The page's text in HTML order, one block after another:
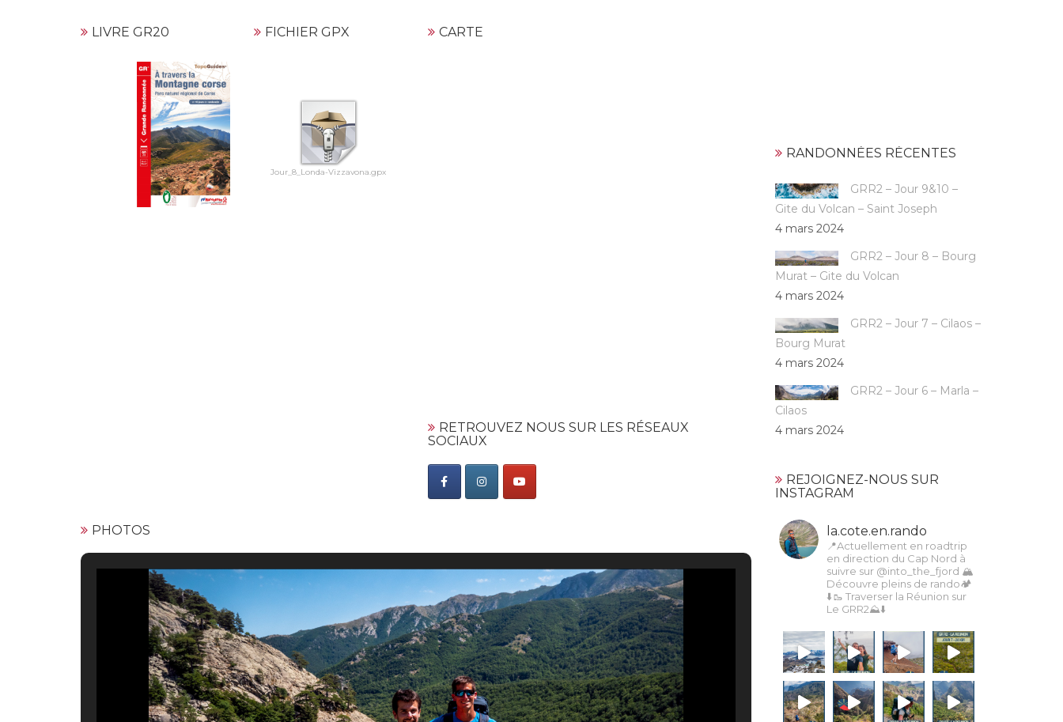
LIVRE GR20 FICHIER GPX
Jour_8_Londa-Vizzavona.gpx
CARTE
RETROUVEZ NOUS SUR LES RÉSEAUX
SOCIAUX
PHOTOS
RANDONNÉES RÉCENTES
GRR2 – Jour 9&10 –
Gite du Volcan – Saint Joseph
4 mars 2024
GRR2 – Jour 8 – Bourg
Murat – Gite du Volcan
4 mars 2024
GRR2 – Jour 7 – Cilaos –
Bourg Murat
4 mars 2024
GRR2 – Jour 6 – Marla –
Cilaos
4 mars 2024
REJOIGNEZ-NOUS SUR
INSTAGRAM
la.cote.en.rando
📍Actuellement en roadtrip
en direction du Cap Nord à
suivre sur @into_the_fjord 🏔
Découvre pleins de rando🏕️
⬇️🥾 Traverser la Réunion sur
Le GRR2⛰️⬇️